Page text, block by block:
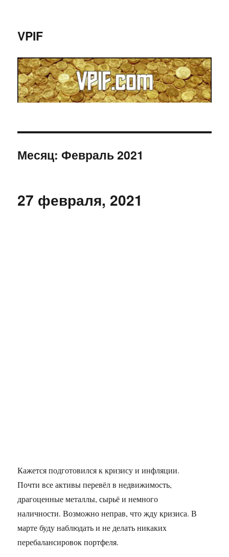
VPIF
Месяц:Февраль 2021
27 февраля, 2021
Кажется подготовился к кризису и инфляции.
Почти все активы перевёл в недвижимость,
драгоценные металлы, сырьё и немного
наличности. Возможно неправ, что жду кризиса. В
марте буду наблюдать и не делать никаких
перебалансировок портфеля.